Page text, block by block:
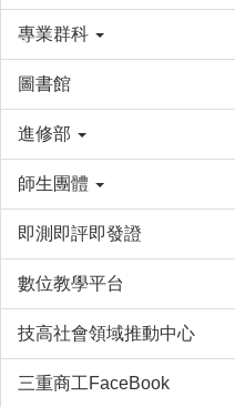
專業群科
圖書館
進修部
師生團體
即測即評即發證
數位教學平台
技高社會領域推動中心
三重商工FaceBook